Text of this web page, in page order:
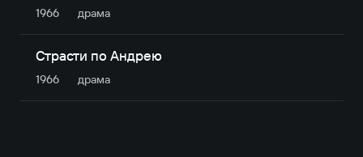
1966
драма
Страсти по Андрею
1966 драма